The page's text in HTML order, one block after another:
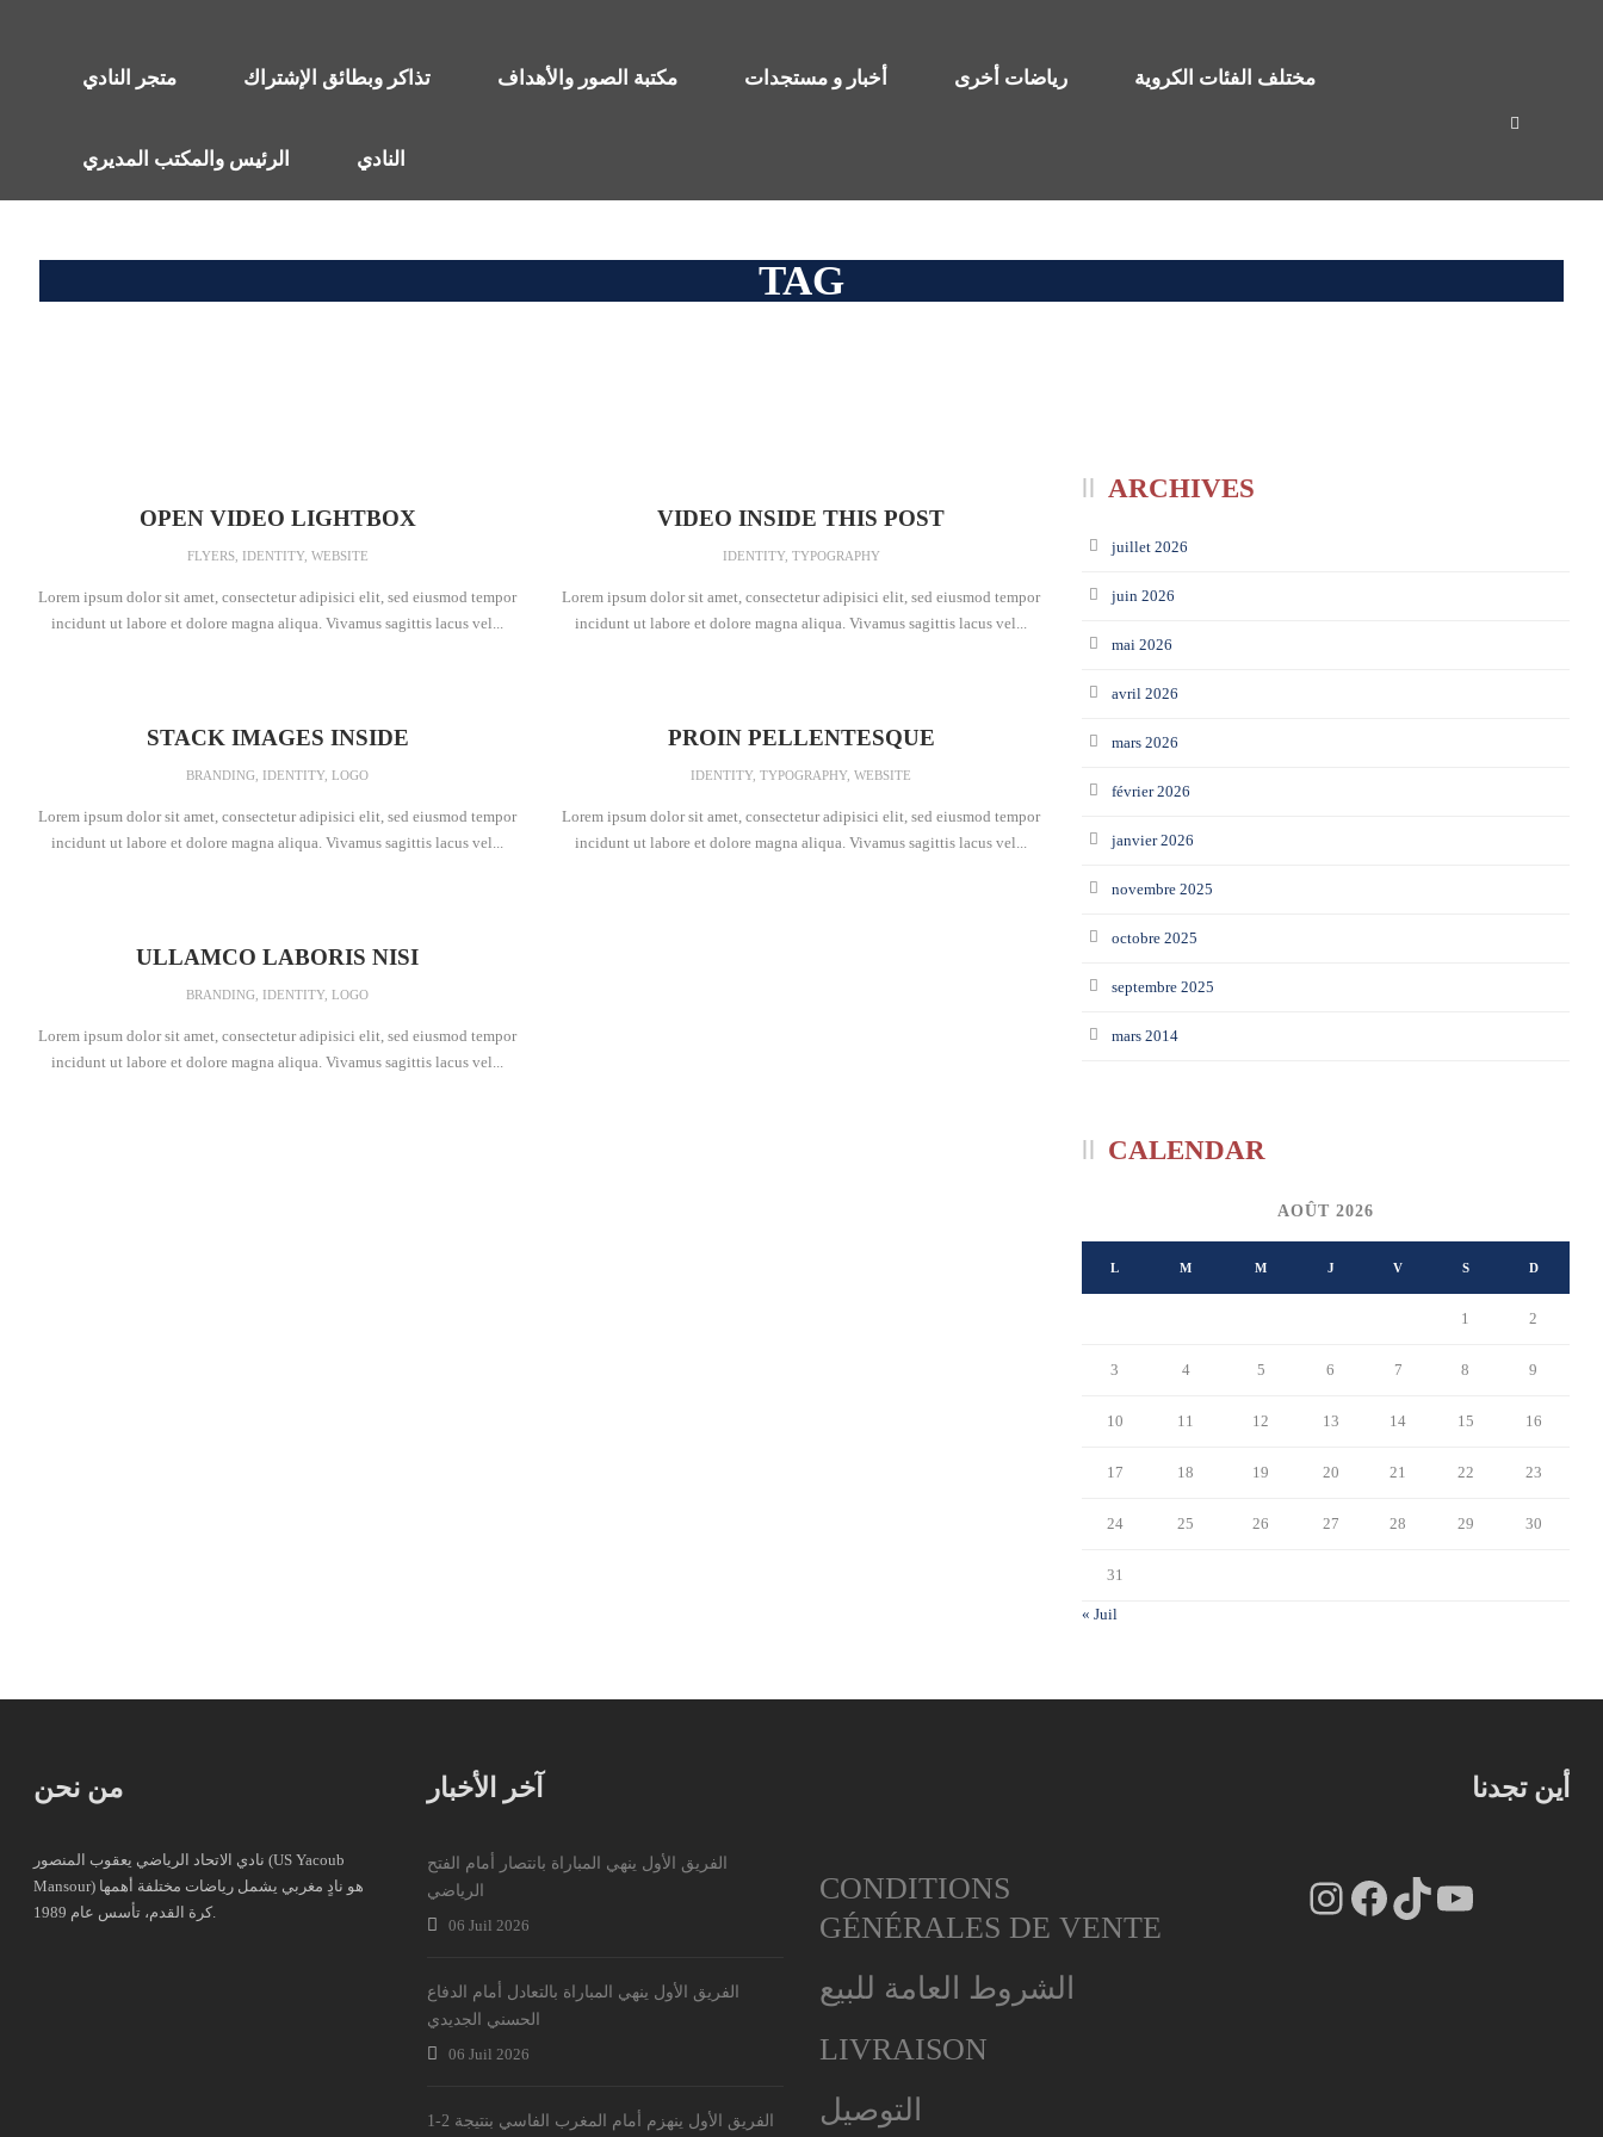
متجر النادي تذاكر وبطائق الإشتراك مكتبة الصور والأهداف أخبار و مستجدات رياضات أخرى مختلف الفئات الكروية
الرئيس والمكتب المديري النادي
TAG
OPEN VIDEO LIGHTBOX
FLYERS, IDENTITY, WEBSITE
Lorem ipsum dolor sit amet, consectetur adipisici elit, sed eiusmod tempor
incidunt ut labore et dolore magna aliqua. Vivamus sagittis lacus vel...
VIDEO INSIDE THIS POST
IDENTITY, TYPOGRAPHY
Lorem ipsum dolor sit amet, consectetur adipisici elit, sed eiusmod tempor
incidunt ut labore et dolore magna aliqua. Vivamus sagittis lacus vel...
STACK IMAGES INSIDE
BRANDING IDENTITY, LOGO
Lorem ipsum dolor sit amet, consectetur adipisici elit, sed eiusmod tempor
incidunt ut labore et dolore magna aliqua. Vivamus sagittis lacus vel...
PROIN PELLENTESQUE
IDENTITY, TYPOGRAPHY, WEBSITE
Lorem ipsum dolor sit amet, consectetur adipisici elit, sed eiusmod tempor
incidunt ut labore et dolore magna aliqua. Vivamus sagittis lacus vel...
ULLAMCO LABORIS NISI
BRANDING IDENTITY, LOGO
Lorem ipsum dolor sit amet, consectetur adipisici elit, sed eiusmod tempor
incidunt ut labore et dolore magna aliqua. Vivamus sagittis lacus vel...
ARCHIVES
juillet 2026
juin 2026
mai 2026
avril 2026
mars 2026
février 2026
janvier 2026
novembre 2025
octobre 2025
septembre 2025
mars 2014
CALENDAR
AOÛT 2026
L M M J V S D
1 2
3 4 5 6 7 8 9
10 11 12 13 14 15 16
17 18 19 20 21 22 23
24 25 26 27 28 29 30
31
« Juil
من نحن
نادي الاتحاد الرياضي يعقوب المنصور (US Yacoub
Mansour) هو نادٍ مغربي يشمل رياضات مختلفة أهمها
كرة القدم، تأسس عام 1989.
آخر الأخبار
الفريق الأول ينهي المباراة بانتصار أمام الفتح
الرياضي
06 Juil 2026
الفريق الأول ينهي المباراة بالتعادل أمام الدفاع
الحسني الجديدي
06 Juil 2026
الفريق الأول ينهزم أمام المغرب الفاسي بنتيجة 2-1
CONDITIONS
GÉNÉRALES DE VENTE
الشروط العامة للبيع
LIVRAISON
التوصيل
أين تجدنا
Instagram
Facebook
TikTok
YouTube